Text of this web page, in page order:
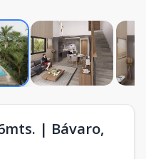
| Bávaro,